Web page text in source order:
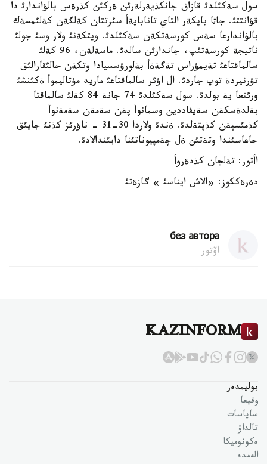
سول سةكئلدئ قازاق جانكذيةرلةرئن ةركئن كذرةس بالؤاندارئ دا
قؤانتتئ. جاثا باپكةر التاي تانابايةأ سئرتتان كةلگةن كةلئمسةك
بالؤاندارعا سةس كورسةتكةن سةكئلدئ. ويتكةنئ ولار وسئ جولئ
ناتيجة كورسةتئپ، جاندارئن سالدئ. ماسةلةن، 96 كةلئ
سالماقتاعئ تةيمؤراس تةگةةأ بةلورؤسسيادا وتكةن حالئقارالئق
تؤرنيردة توپ جاردئ. ال اؤئر سالماقتاعئ ماريد مؤتاليموأ ةكئنشئ
ورئنعا ية بولدئ. سول سةكئلدئ 74 جانة 84 كةلئ سالماقتا
بةلدةسكةن سةيفاددين وسمانوأ پةن سةمةن سةمةنوأ
كذمئسپةن كذپتةلدئ. ةندئ ولاردا 30-31 - ناؤرئز كذنئ جايئق
جاعاسئندا وتةتئن ةل چةمپيوناتئنا دايئندالادئ.
اأتور: تةلجان كذدةروأ
دةرةككوز: «الاش ايناسئ » گازةتئ
без автора
اۆتور
KAZINFORM
بوليمدەر
وقيعا
ساياسات
تالداۋ
ەكونوميكا
الەمدە